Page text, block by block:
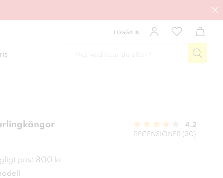
LOGGA IN
4.2
RECENSIONER (30)
pris: 800 kr